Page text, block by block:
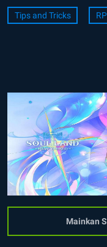
Tips and Tricks
Mainkan